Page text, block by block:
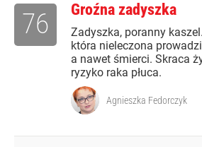
Groźna zadyszka
Zadyszka, poranny
która nieleczona
a nawet śmierci. Skraca
ryzyko raka płuca.
76
Agnieszka Fedorczyk